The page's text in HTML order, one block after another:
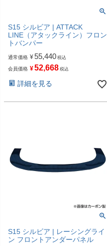
S15 シルビア | ATTACK
LINE（アタックライン）フロン
トバンパー
通常価格 ¥55,440 税込
会員価格 ¥52,668 税込
詳細を見る
S15 シルビア | レーシングライ
ン フロントアンダーパネル